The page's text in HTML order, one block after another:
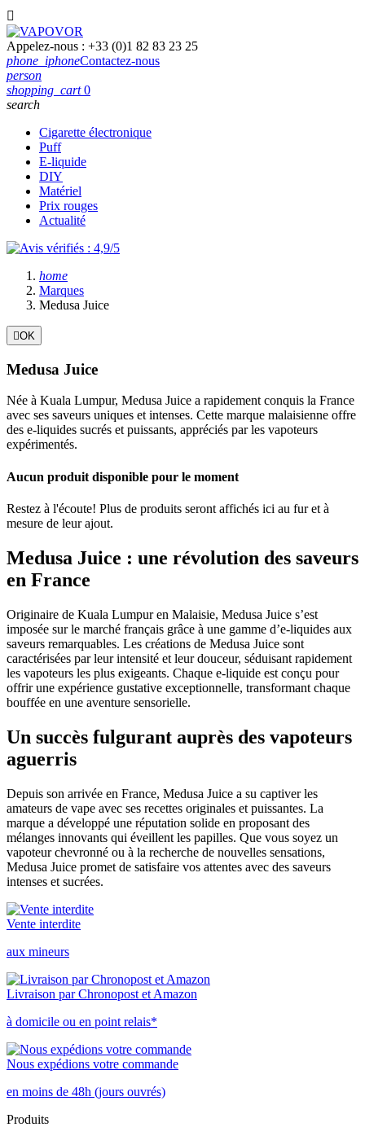

Appelez-nous : +33 (0)1 82 83 23 25
phone_iphoneContactez-nous
person
shopping_cart 0
search
Cigarette électronique
Puff
E-liquide
DIY
Matériel
Prix rouges
Actualité
home
Marques
Medusa Juice
OK
Medusa Juice
Née à Kuala Lumpur, Medusa Juice a rapidement conquis la France
avec ses saveurs uniques et intenses. Cette marque malaisienne offre
des e-liquides sucrés et puissants, appréciés par les vapoteurs
expérimentés.
Aucun produit disponible pour le moment
Restez à l'écoute! Plus de produits seront affichés ici au fur et à
mesure de leur ajout.
Medusa Juice : une révolution des saveurs
en France
Originaire de Kuala Lumpur en Malaisie, Medusa Juice s’est
imposée sur le marché français grâce à une gamme d’e-liquides aux
saveurs remarquables. Les créations de Medusa Juice sont
caractérisées par leur intensité et leur douceur, séduisant rapidement
les vapoteurs les plus exigeants. Chaque e-liquide est conçu pour
offrir une expérience gustative exceptionnelle, transformant chaque
bouffée en une aventure sensorielle.
Un succès fulgurant auprès des vapoteurs
aguerris
Depuis son arrivée en France, Medusa Juice a su captiver les
amateurs de vape avec ses recettes originales et puissantes. La
marque a développé une réputation solide en proposant des
mélanges innovants qui éveillent les papilles. Que vous soyez un
vapoteur chevronné ou à la recherche de nouvelles sensations,
Medusa Juice promet de satisfaire vos attentes avec des saveurs
intenses et sucrées.
Vente interdite
aux mineurs
Livraison par Chronopost et Amazon
à domicile ou en point relais*
Nous expédions votre commande
en moins de 48h (jours ouvrés)
Produits